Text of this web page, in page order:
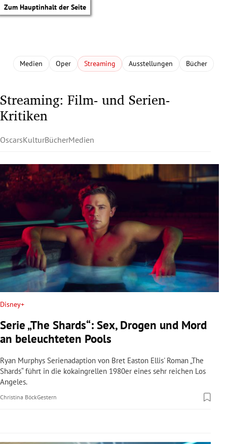
Zum Hauptinhalt der Seite
Untermenü
Untermenü
Untermenü
Untermenü
Untermenü
Untermenü
Untermenü
Untermenü
Medien Oper Streaming Ausstellungen Bücher
Streaming: Film- und Serien-
Kritiken
OscarsKulturBücherMedien
Disney+
Serie „The Shards“: Sex, Drogen und Mord
an beleuchteten Pools
Ryan Murphys Serienadaption von Bret Easton Ellis' Roman „The
Shards“ führt in die kokaingrellen 1980er eines sehr reichen Los
Angeles.
Christina BöckGestern